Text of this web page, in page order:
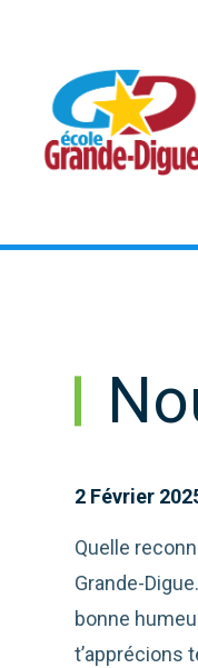
2 Février
Quelle
Grande-
bonne
t’apprécions